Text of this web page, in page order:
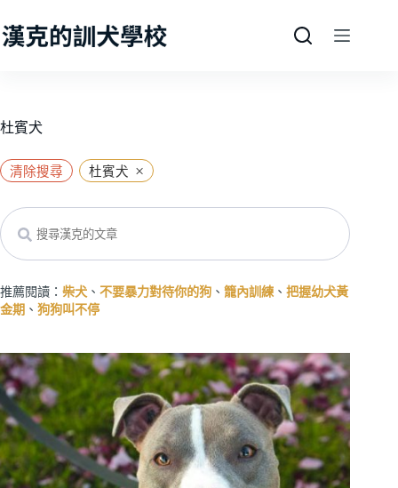
至
容
杜賓犬
清除搜尋 杜賓犬 ×
Search
推薦閱讀： 柴犬 、 不要暴力對待你的狗 、 籠內訓練 、 把握幼犬黃
金期 、 狗狗叫不停